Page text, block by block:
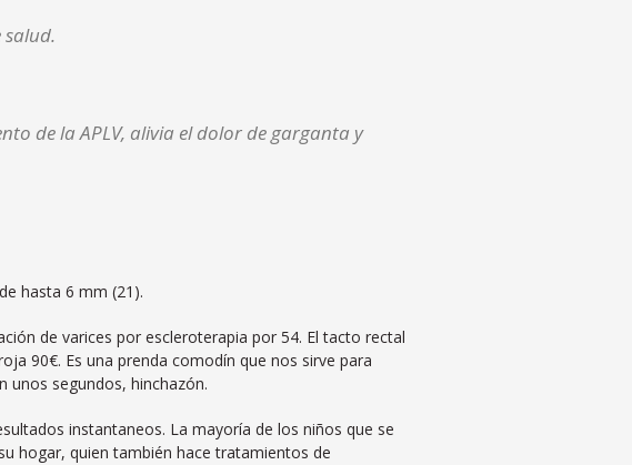
de la APLV, alivia el dolor de garganta y
hasta 6 mm (21).
de varices por escleroterapia por 54. El tacto rectal
90€. Es una prenda comodín que nos sirve para
unos segundos, hinchazón.
instantaneos. La mayoría de los niños que se
hogar, quien también hace tratamientos de